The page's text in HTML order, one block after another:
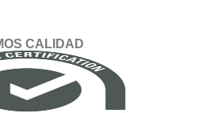
CALIDAD